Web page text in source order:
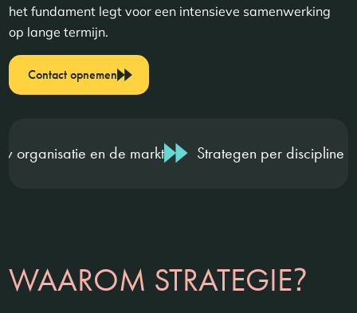
het fundament legt voor een intensieve samenwerking
op lange termijn.
Contact opnemen
en de markt Strategen per discipline & branche
WAAROM STRATEGIE?